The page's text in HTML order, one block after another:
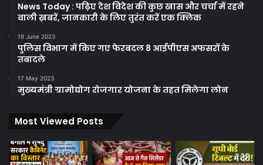
News Today : पढ़िए देश विदेश की कुछ खास और चर्चा में रहने
वाली ख़बरें, जानकारी के लिए तुरंत करें एक क्लिक
19 June 2023
पुलिस विभाग में किए गए फेरबदल 8 आईपीएस अफसरों के
तबादले
17 May 2023
मुख्यमंत्री ग्रामोद्योग रोजगार योजना के तहत मिलेगा लोन
Most Viewed Posts